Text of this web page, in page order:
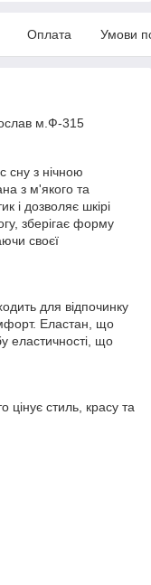
Оплата Умови
м.Ф-315
сну з нічною
з м'якого та
і дозволяє шкірі
зберігає форму
своєї
для відпочинку
Еластан, що
еластичності, що
цінує стиль, красу та